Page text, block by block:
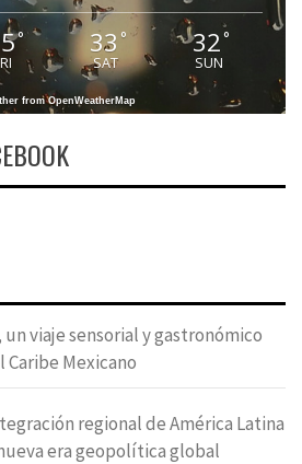
° 33 °
SAT
32°
SUN
from OpenWeatherMap
un viaje sensorial y gastronómico
Caribe Mexicano
regional de América Latina
era geopolítica global